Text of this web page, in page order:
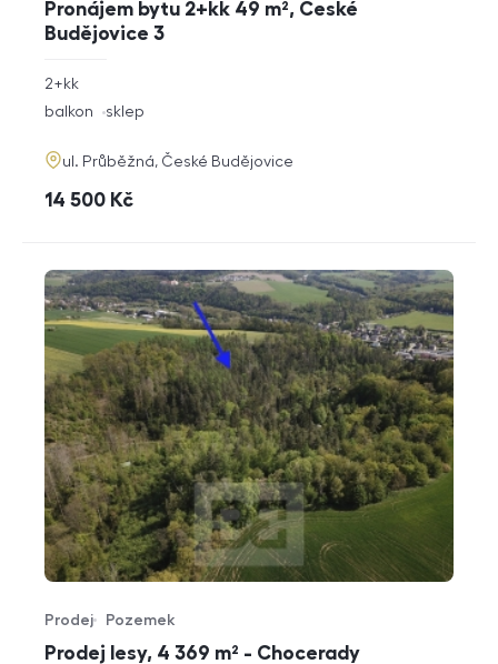
Pronájem bytu 2+kk 49 m², České
Budějovice 3
rozměry
dispozice
2+kk
funkce
balkon sklep
adresa
ul. Průběžná, České Budějovice
cena
14 500 Kč
Prodej lesy, 4 369 m² - Chocerady
Typ nabídky
Prodej
Typ nemovitosti
Pozemek